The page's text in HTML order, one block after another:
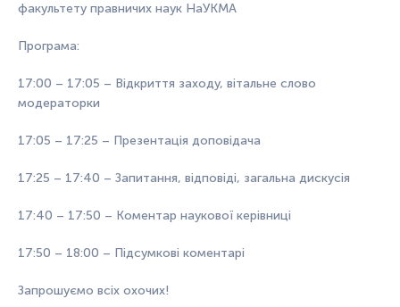
факультету правничих наук НаУКМА
Програма:
17:00 – 17:05 – Відкриття заходу, вітальне слово
модераторки
17:05 – 17:25 – Презентація доповідача
17:25 – 17:40 – Запитання, відповіді, загальна дискусія
17:40 – 17:50 – Коментар наукової керівниці
17:50 – 18:00 – Підсумкові коментарі
Запрошуємо всіх охочих!